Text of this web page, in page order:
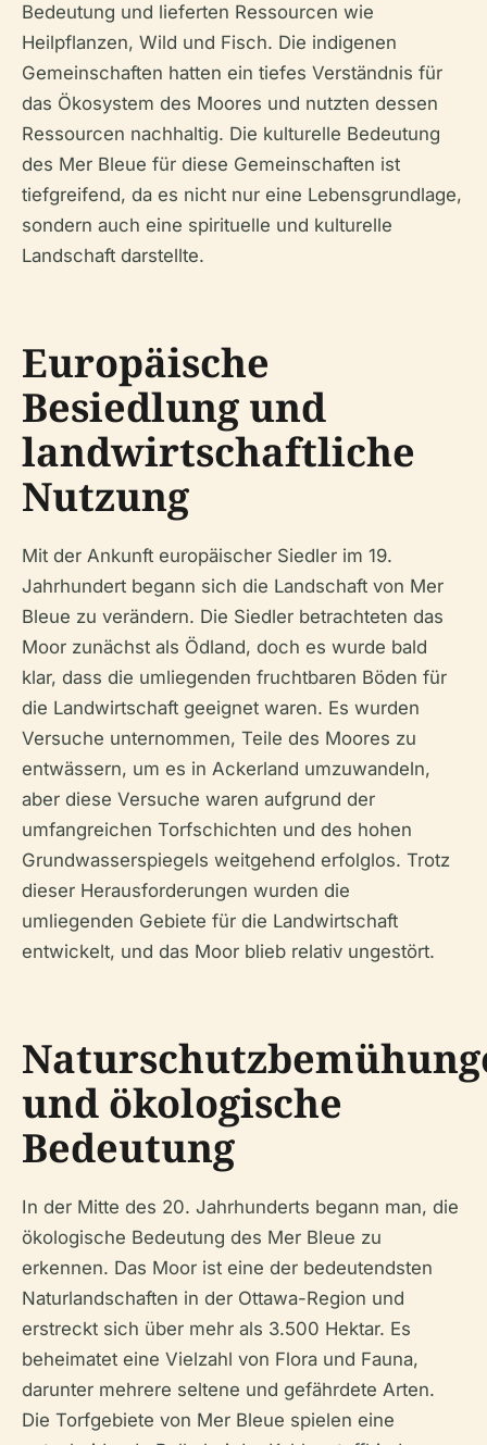
Bedeutung und lieferten Ressourcen wie
Heilpflanzen, Wild und Fisch. Die indigenen
Gemeinschaften hatten ein tiefes Verständnis für
das Ökosystem des Moores und nutzten dessen
Ressourcen nachhaltig. Die kulturelle Bedeutung
des Mer Bleue für diese Gemeinschaften ist
tiefgreifend, da es nicht nur eine Lebensgrundlage,
sondern auch eine spirituelle und kulturelle
Landschaft darstellte.
Europäische
Besiedlung und
landwirtschaftliche
Nutzung
Mit der Ankunft europäischer Siedler im 19.
Jahrhundert begann sich die Landschaft von Mer
Bleue zu verändern. Die Siedler betrachteten das
Moor zunächst als Ödland, doch es wurde bald
klar, dass die umliegenden fruchtbaren Böden für
die Landwirtschaft geeignet waren. Es wurden
Versuche unternommen, Teile des Moores zu
entwässern, um es in Ackerland umzuwandeln,
aber diese Versuche waren aufgrund der
umfangreichen Torfschichten und des hohen
Grundwasserspiegels weitgehend erfolglos. Trotz
dieser Herausforderungen wurden die
umliegenden Gebiete für die Landwirtschaft
entwickelt, und das Moor blieb relativ ungestört.
und ökologische
Bedeutung
In der Mitte des 20. Jahrhunderts begann man, die
ökologische Bedeutung des Mer Bleue zu
erkennen. Das Moor ist eine der bedeutendsten
Naturlandschaften in der Ottawa-Region und
erstreckt sich über mehr als 3.500 Hektar. Es
beheimatet eine Vielzahl von Flora und Fauna,
darunter mehrere seltene und gefährdete Arten.
Die Torfgebiete von Mer Bleue spielen eine